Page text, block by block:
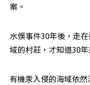
案。
水俁事件30年後，走
域的村莊，才知道30
有機汞入侵的海域依